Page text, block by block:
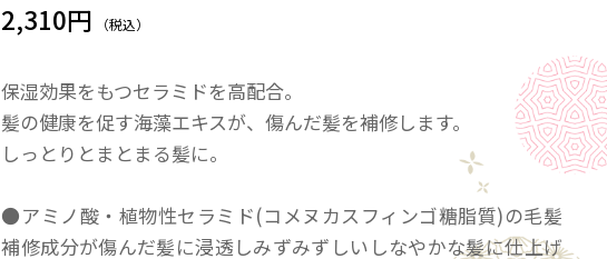
2,310円 （税込）
保湿効果をもつセラミドを高配合。
髪の健康を促す海藻エキスが、傷んだ髪を補修します。
しっとりとまとまる髪に。
●アミノ酸・植物性セラミド(コメヌカスフィンゴ糖脂質)の毛髪
補修成分が傷んだ髪に浸透しみずみずしいしなやかな髪に仕上げ